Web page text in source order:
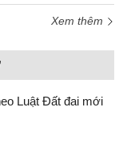
Xem thêm
Luật Đất đai mới